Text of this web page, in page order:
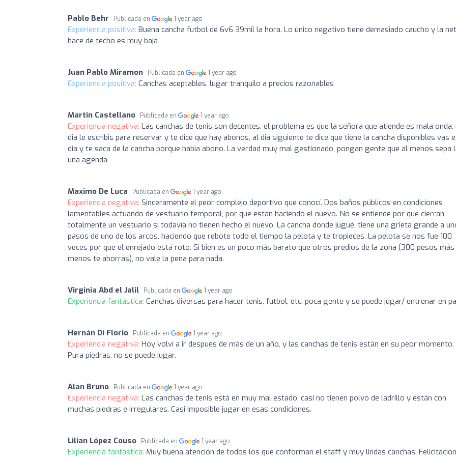
Pablo Behr Publicada en 1 year ago
Experiencia positiva: Buena cancha futbol de 6v6 39mil la hora. Lo único negativo tiene demasiado caucho y la
hace de techo es muy baja
Juan Pablo Miramon Publicada en 1 year ago
Experiencia positiva: Canchas aceptables, lugar tranquilo a precios razonables
Martin Castellano Publicada en 1 year ago
Experiencia negativa: Las canchas de tenis son decentes, el problema es que la señora que atiende es mala onda,
dia le escribis para reservar y te dice que hay abonos, al dia siguiente te dice que tiene la cancha disponibles vas
dia y te saca de la cancha porque habia abono. La verdad muy mal gestionado, pongan gente que al menos sepa
una agenda
Maximo De Luca Publicada en 1 year ago
Experiencia negativa: Sinceramente el peor complejo deportivo que conocí. Dos baños públicos en condiciones
lamentables actuando de vestuario temporal, por que están haciendo el nuevo. No se entiende por que cierran
totalmente un vestuario si todavía no tienen hecho el nuevo. La cancha donde jugué, tiene una grieta grande a
pasos de uno de los arcos, haciendo que rebote todo el tiempo la pelota y te tropieces. La pelota se nos fue 100
veces por que el enrejado está roto. Si bien es un poco más barato que otros predios de la zona (300 pesos
menos te ahorras), no vale la pena para nada.
Virginia Abd el Jalil Publicada en 1 year ago
Experiencia fantástica: Canchas diversas para hacer tenis, futbol, etc. poca gente y se puede jugar/ entrenar en
Hernán Di Florio Publicada en 1 year ago
Experiencia negativa: Hoy volví a ir después de más de un año, y las canchas de tenis están en su peor momento.
Pura piedras, no se puede jugar.
Alan Bruno Publicada en 1 year ago
Experiencia negativa: Las canchas de tenis está en muy mal estado, casi no tienen polvo de ladrillo y están con
muchas piedras e irregulares. Casi imposible jugar en esas condiciones.
Lilian López Couso Publicada en 1 year ago
Experiencia fantástica: Muy buena atención de todos los que conforman el staff y muy lindas canchas.